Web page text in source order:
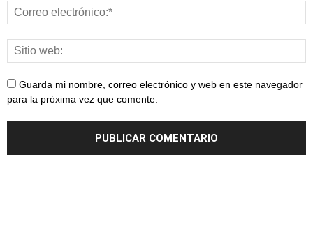
Guarda mi nombre, correo electrónico y web en este navegador
para la próxima vez que comente.